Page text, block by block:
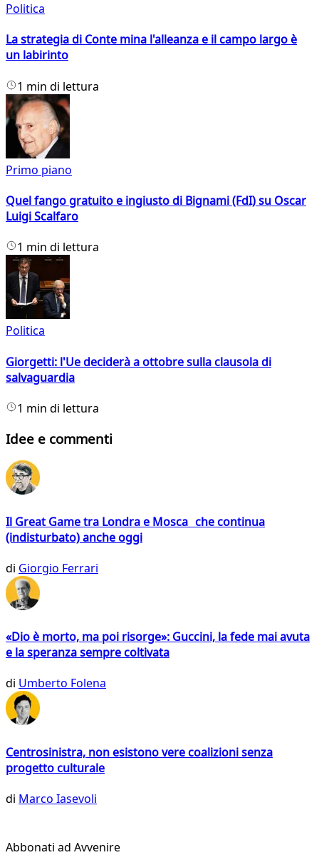
Politica
La strategia di Conte mina l'alleanza e il campo largo è
un labirinto
1 min di lettura
Primo piano
Quel fango gratuito e ingiusto di Bignami (FdI) su Oscar
Luigi Scalfaro
1 min di lettura
Politica
Giorgetti: l'Ue deciderà a ottobre sulla clausola di
salvaguardia
1 min di lettura
Idee e commenti
Il Great Game tra Londra e Mosca che continua
(indisturbato) anche oggi
di Giorgio Ferrari
«Dio è morto, ma poi risorge»: Guccini, la fede mai avuta
e la speranza sempre coltivata
di Umberto Folena
Centrosinistra, non esistono vere coalizioni senza
progetto culturale
di Marco Iasevoli
Abbonati ad Avvenire